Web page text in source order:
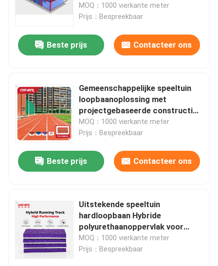
Producten
Video's
Achtertuin Innovatieve
Constructie Professioneel Kooi
Standaard 8 Jaar Garantie
MOQ：1000 vierkante meter
Prijs：Bespreekbaar
Beste prijs Contacteer ons
Gemeenschappelijke speeltuin
loopbaanoplossing met
projectgebaseerde constructie
voor sportprojecten van de
overheid, buurtparken en
MOQ：1000 vierkante meter
Prijs：Bespreekbaar
Beste prijs Contacteer ons
Uitstekende speeltuin
hardloopbaan Hybride
polyurethaanoppervlak voor
scholen
Gemeenschapssportgebieden en
MOQ：1000 vierkante meter
Prijs：Bespreekbaar